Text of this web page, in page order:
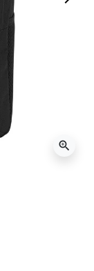
zoom_in